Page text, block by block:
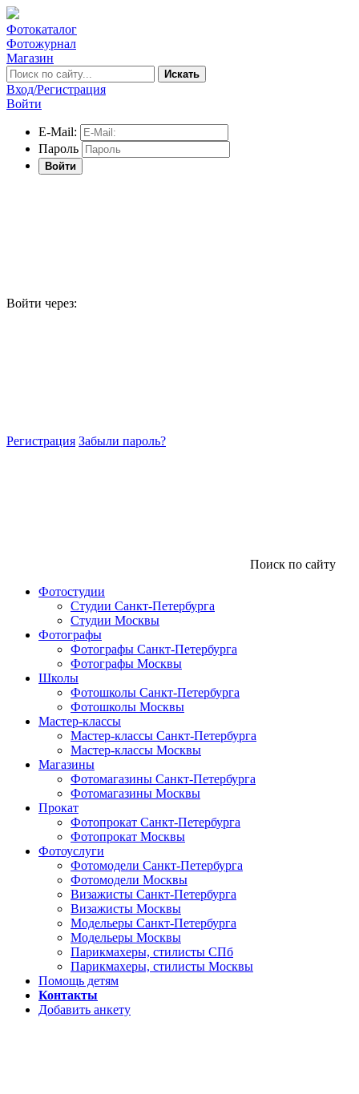
Фотокаталог
Фотожурнал
Магазин
Искать
Вход/Регистрация
Войти
E-Mail:
Пароль
Войти
Войти через:
Регистрация Забыли пароль?
Поиск по сайту
Фотостудии
Студии Санкт-Петербурга
Студии Москвы
Фотографы
Фотографы Санкт-Петербурга
Фотографы Москвы
Школы
Фотошколы Санкт-Петербурга
Фотошколы Москвы
Мастер-классы
Мастер-классы Санкт-Петербурга
Мастер-классы Москвы
Магазины
Фотомагазины Санкт-Петербурга
Фотомагазины Москвы
Прокат
Фотопрокат Санкт-Петербурга
Фотопрокат Москвы
Фотоуслуги
Фотомодели Санкт-Петербурга
Фотомодели Москвы
Визажисты Санкт-Петербурга
Визажисты Москвы
Модельеры Санкт-Петербурга
Модельеры Москвы
Парикмахеры, стилисты СПб
Парикмахеры, стилисты Москвы
Помощь детям
Контакты
Добавить анкету